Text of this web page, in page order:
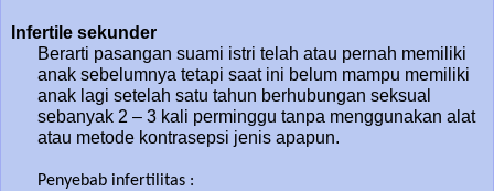
Infertile sekunder
Berarti pasangan suami istri telah atau pernah memiliki
anak sebelumnya tetapi saat ini belum mampu memiliki
anak lagi setelah satu tahun berhubungan seksual
sebanyak 2 – 3 kali perminggu tanpa menggunakan alat
atau metode kontrasepsi jenis apapun.
Penyebab infertilitas :